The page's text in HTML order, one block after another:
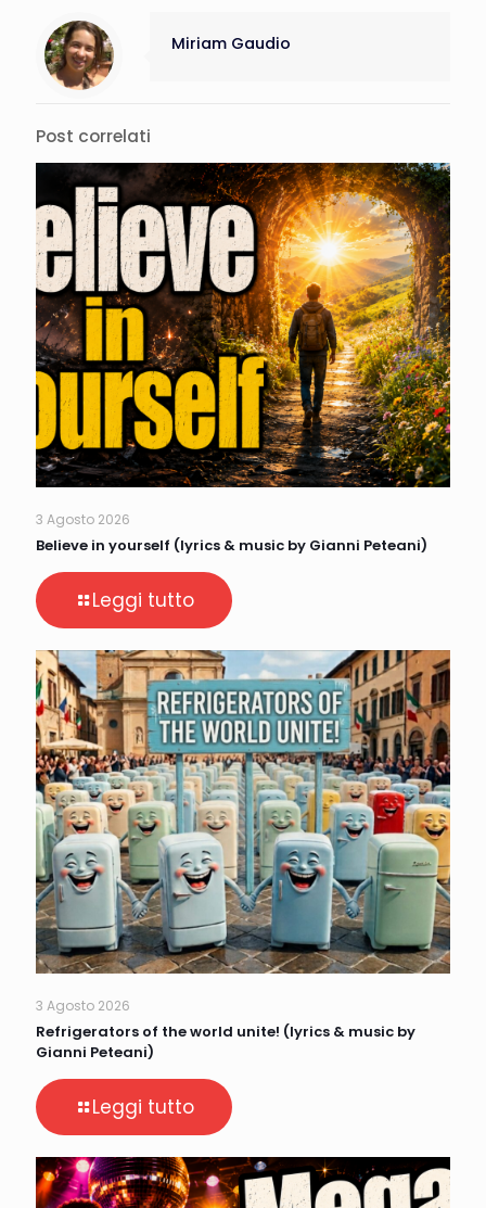
Miriam Gaudio
Post correlati
3 Agosto 2026
Believe in yourself (lyrics & music by Gianni Peteani)
Leggi tutto
3 Agosto 2026
Refrigerators of the world unite! (lyrics & music by
Gianni Peteani)
Leggi tutto